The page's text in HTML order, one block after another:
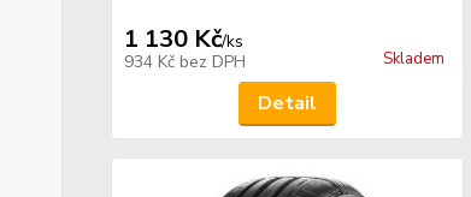
1 130 Kč/ks
934 Kč bez DPH Skladem
Detail